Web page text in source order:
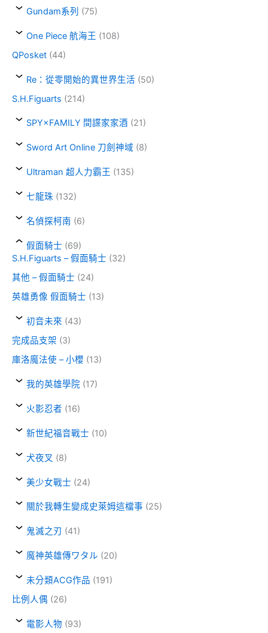
Gundam系列 (75)
One Piece 航海王 (108)
QPosket (44)
Re：從零開始的異世界生活 (50)
S.H.Figuarts (214)
SPY×FAMILY 間諜家家酒 (21)
Sword Art Online 刀劍神域 (8)
Ultraman 超人力霸王 (135)
七龍珠 (132)
名偵探柯南 (6)
假面騎士 (69)
S.H.Figuarts – 假面騎士 (32)
其他 – 假面騎士 (24)
英雄勇像 假面騎士 (13)
初音未來 (43)
完成品支架 (3)
庫洛魔法使 – 小櫻 (13)
我的英雄學院 (17)
火影忍者 (16)
新世紀福音戰士 (10)
犬夜叉 (8)
美少女戰士 (24)
關於我轉生變成史萊姆這檔事 (25)
鬼滅之刃 (41)
魔神英雄傳ワタル (20)
未分類ACG作品 (191)
比例人偶 (26)
電影人物 (93)